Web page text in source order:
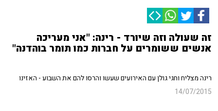
זה שעולה וזה שיורד - רינה: "אני מעריכה
אנשים ששומרים על חברות כמו תומר בוהדנה"
רינה מצליח וחגי גולן עם האירועים שעשו והרסו להם את השבוע - האזינו
14/07/2015